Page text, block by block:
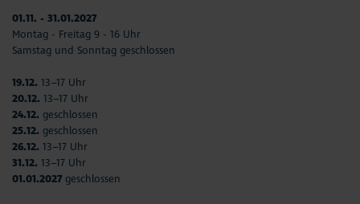
01.11. - 31.01.2027
Montag - Freitag 9 - 16 Uhr
Samstag und Sonntag geschlossen
19.12. 13–17 Uhr
20.12. 13–17 Uhr
24.12. geschlossen
25.12. geschlossen
26.12. 13–17 Uhr
31.12. 13–17 Uhr
01.01.2027 geschlossen